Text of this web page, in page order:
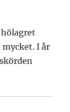
I år